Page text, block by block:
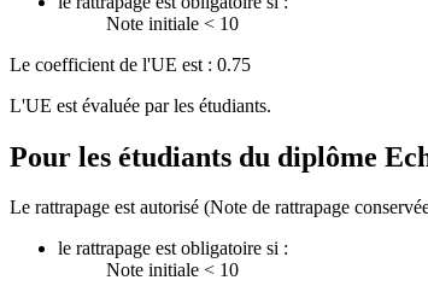
Note initiale < 10
Le coefficient de l'UE est : 0.75
L'UE est évaluée par les étudiants.
Pour les étudiants du diplôme
Le rattrapage est autorisé (Note de rattrapage
le rattrapage est obligatoire si :
Note initiale < 10